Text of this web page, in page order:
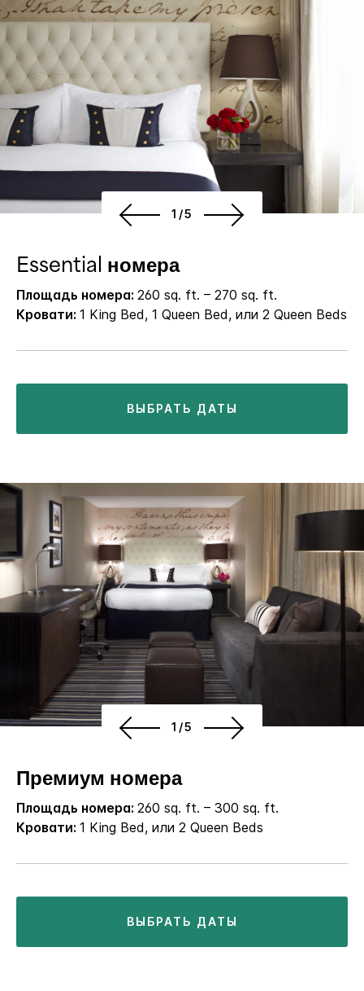
1/5
Essential номера
Площадь номера: 260 sq. ft. – 270 sq. ft.
Кровати: 1 King Bed, 1 Queen Bed, или 2 Queen Beds
ВЫБРАТЬ ДАТЫ
1/5
Премиум номера
Площадь номера: 260 sq. ft. – 300 sq. ft.
Кровати: 1 King Bed, или 2 Queen Beds
ВЫБРАТЬ ДАТЫ